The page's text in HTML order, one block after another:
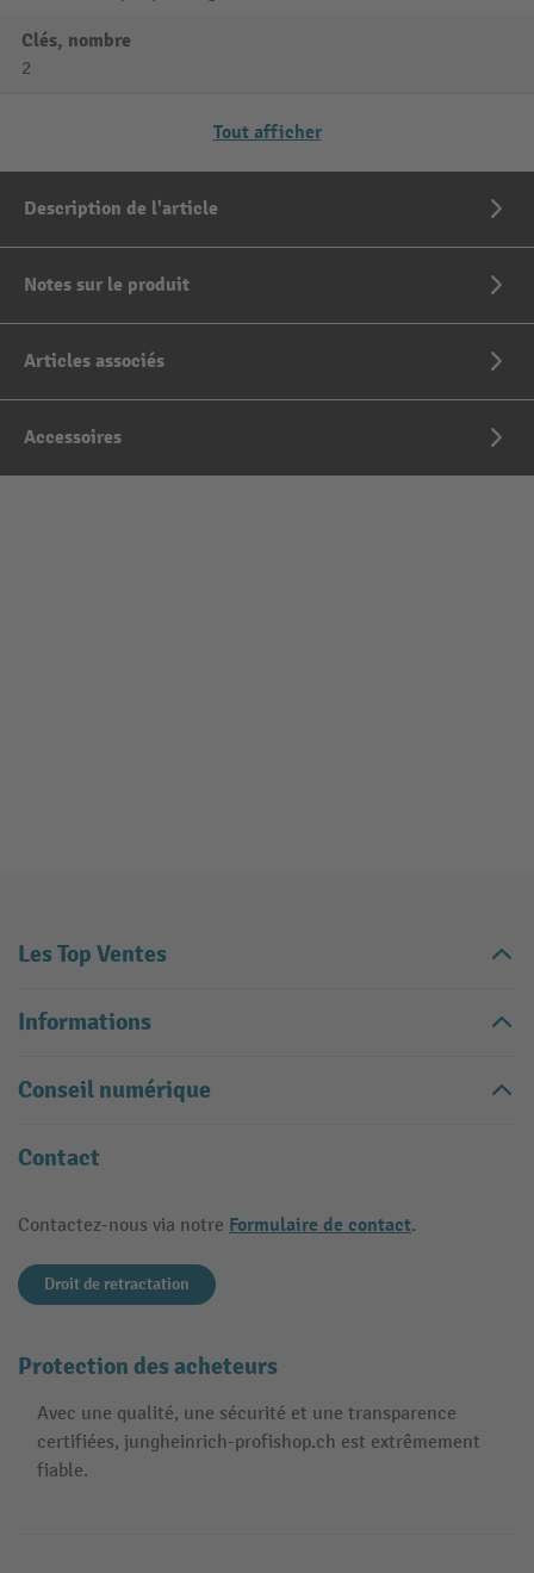
Clés, nombre
2
Tout afficher
Description de l'article
Notes sur le produit
Articles associés
Accessoires
Les Top Ventes
Informations
Conseil numérique
Contact
Contactez-nous via notre Formulaire de contact.
Droit de retractation
Protection des acheteurs
Avec une qualité, une sécurité et une transparence
certifiées, jungheinrich-profishop.ch est extrêmement
fiable.